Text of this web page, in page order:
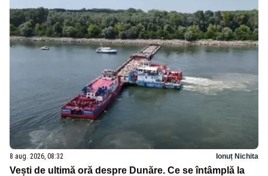
8 aug. 2026, 08:32 Ionuț Nichita
Vești de ultimă oră despre Dunăre. Ce se întâmplă la